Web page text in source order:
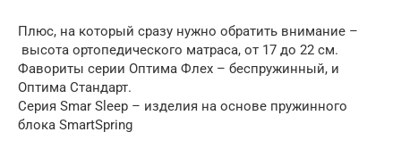
Плюс, на который сразу нужно обратить внимание –
высота ортопедического матраса, от 17 до 22 см.
Фавориты серии Оптима Флех – беспружинный, и
Оптима Стандарт.
Серия Smar Sleep – изделия на основе пружинного
блока SmartSpring